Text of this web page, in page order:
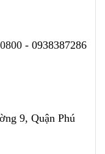
- 0938387286
9, Quận Phú